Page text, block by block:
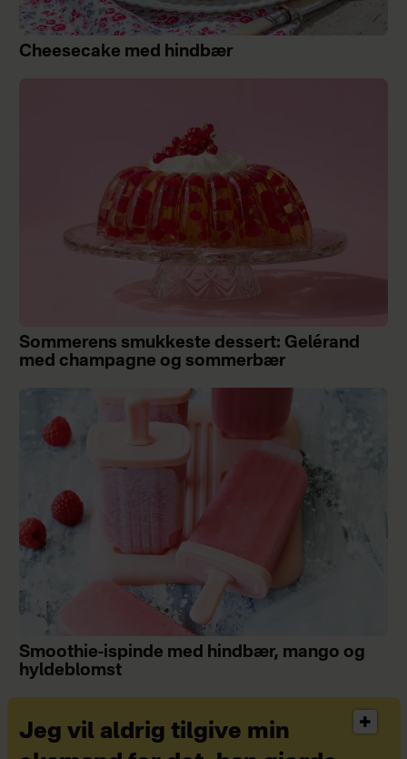
Cheesecake med hindbær
Sommerens smukkeste dessert: Gelérand
med champagne og sommerbær
Smoothie-ispinde med hindbær, mango og
hyldeblomst
Jeg vil aldrig tilgive min